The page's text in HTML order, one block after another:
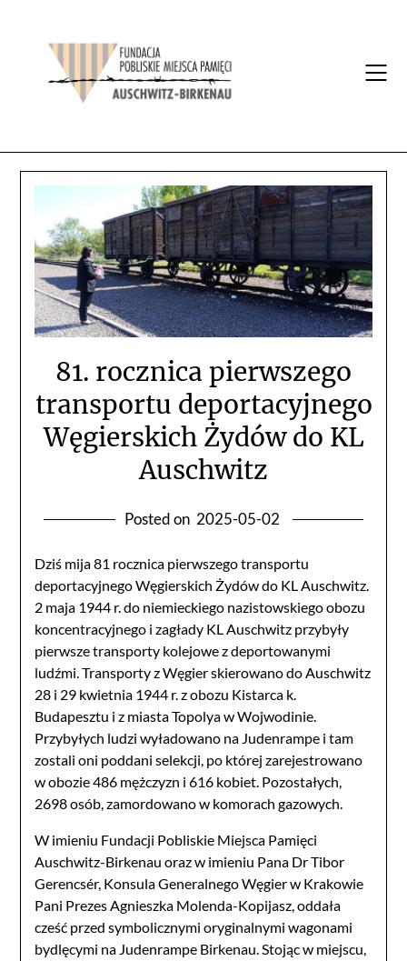
81. rocznica pierwszego
transportu deportacyjnego
Węgierskich Żydów do KL
Auschwitz
Posted on 2025-05-02
Dziś mija 81 rocznica pierwszego transportu
deportacyjnego Węgierskich Żydów do KL Auschwitz.
2 maja 1944 r. do niemieckiego nazistowskiego obozu
koncentracyjnego i zagłady KL Auschwitz przybyły
pierwsze transporty kolejowe z deportowanymi
ludźmi. Transporty z Węgier skierowano do Auschwitz
28 i 29 kwietnia 1944 r. z obozu Kistarca k.
Budapesztu i z miasta Topolya w Wojwodinie.
Przybyłych ludzi wyładowano na Judenrampe i tam
zostali oni poddani selekcji, po której zarejestrowano
w obozie 486 mężczyzn i 616 kobiet. Pozostałych,
2698 osób, zamordowano w komorach gazowych.
W imieniu Fundacji Pobliskie Miejsca Pamięci
Auschwitz-Birkenau oraz w imieniu Pana Dr Tibor
Gerencsér, Konsula Generalnego Węgier w Krakowie
Pani Prezes Agnieszka Molenda-Kopijasz, oddała
cześć przed symbolicznymi oryginalnymi wagonami
bydlęcymi na Judenrampe Birkenau. Stojąc w miejscu,